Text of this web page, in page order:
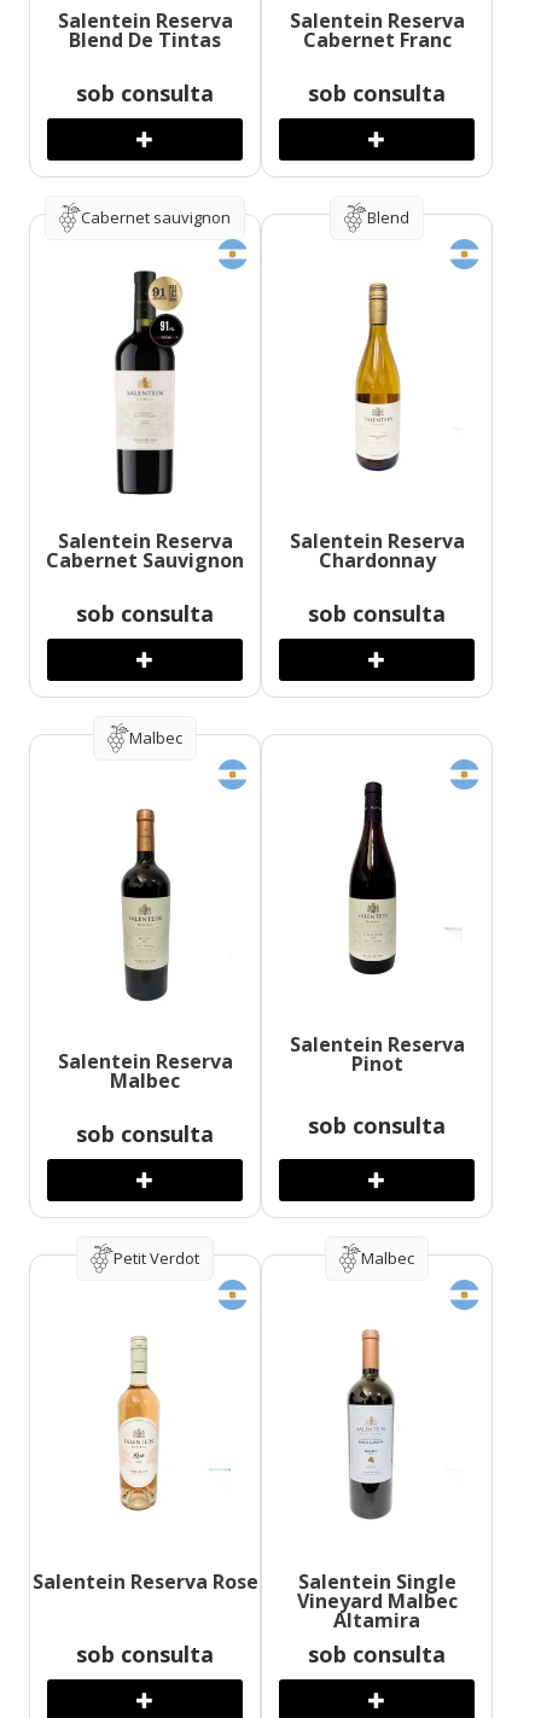
Salentein Reserva
Blend De Tintas
sob consulta
Salentein Reserva
Cabernet Franc
sob consulta
Cabernet sauvignon
Salentein Reserva
Cabernet Sauvignon
sob consulta
Blend
Salentein Reserva
Chardonnay
sob consulta
Malbec
Salentein Reserva
Malbec
sob consulta
Salentein Reserva
Pinot
sob consulta
Petit Verdot
Salentein Reserva Rose
sob consulta
Malbec
Salentein Single
Vineyard Malbec
Altamira
sob consulta